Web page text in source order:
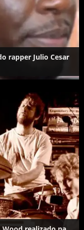
rapper Julio Cesar